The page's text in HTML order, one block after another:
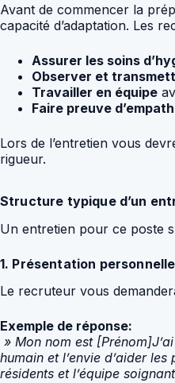
Avant de commencer la
capacité d’adaptation. Les
Assurer les soins
Observer et
Travailler en équipe
Faire preuve
Lors de l’entretien vous
rigueur.
Structure typique d’un
Un entretien pour ce poste
1. Présentation
Le recruteur vous
Exemple de réponse:
» Mon nom est
humain et l’envie d’aider
résidents et l’équipe